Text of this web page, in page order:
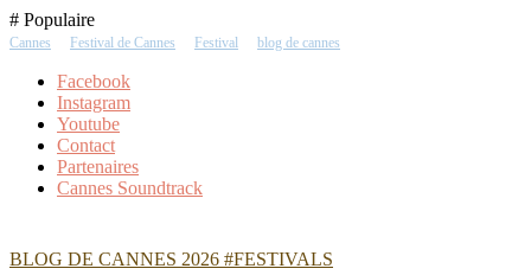
Skip
To
# Populaire
Cannes Festival de Cannes Festival blog de cannes
Facebook
Instagram
Youtube
Contact
Partenaires
Cannes Soundtrack
BLOG DE CANNES 2026 #FESTIVALS